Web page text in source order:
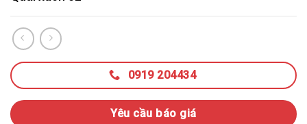
0919 204434
Yêu cầu báo giá